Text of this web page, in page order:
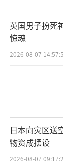
英国男子扮死
惊魂
2026-08-07
日本向灾区送
物资成摆设
2026-08-07